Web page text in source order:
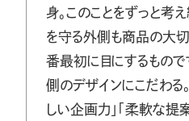
身。このことをずっと考
を守る外側も商品の大
番最初に目にするもの
側のデザインにこだわる
しい企画力」「柔軟な提